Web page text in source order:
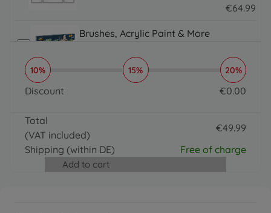
€64.99
Brushes, Acrylic Paint & More
€16
16.99 EUR
Brushes, Acrylic Paint & More
19.99 EUR
10% 15% 20%
Discount €0.00
Total
(VAT included)
€49.99
Shipping (within DE) Free of charge
Add to cart